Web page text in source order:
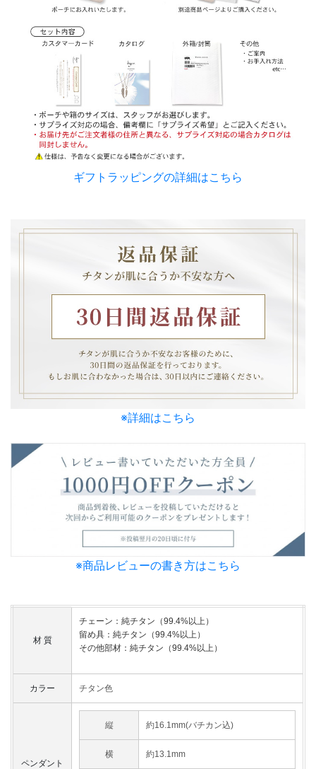
ギフトラッピングの詳細はこちら
※詳細はこちら
※商品レビューの書き方はこちら
材 質
チェーン：純チタン（99.4%以上）
留め具：純チタン（99.4%以上）
その他部材：純チタン（99.4%以上）
カラー チタン色
ペンダント
縦 約16.1mm(バチカン込)
横 約13.1mm